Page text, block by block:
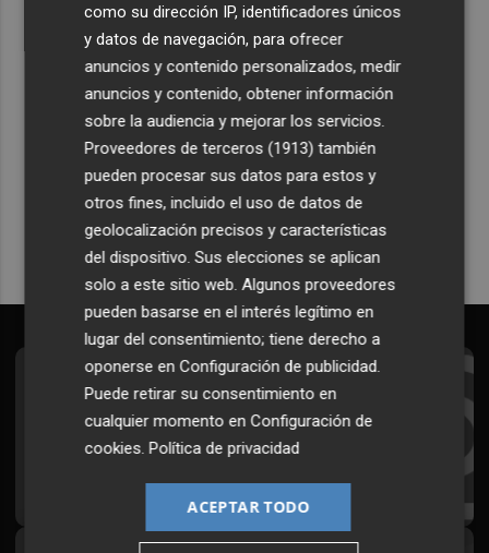
Recibe toda la actualidad de
Plaza Podcast en tu correo
Quiero suscribirme
Suscríbete al Boletín
Todos los días a primera hora en tu email
¡Quiero suscribirme!
como su dirección IP, identificadores únicos
y datos de navegación, para ofrecer
anuncios y contenido personalizados, medir
anuncios y contenido, obtener información
sobre la audiencia y mejorar los servicios.
Proveedores de terceros (1913) también
pueden procesar sus datos para estos y
otros fines, incluido el uso de datos de
geolocalización precisos y características
del dispositivo. Sus elecciones se aplican
solo a este sitio web. Algunos proveedores
pueden basarse en el interés legítimo en
lugar del consentimiento; tiene derecho a
oponerse enConfiguración de publicidad
Puede retirar su consentimiento en
cualquier momento enConfiguración de
cookies .Política de privacidad
ACEPTAR TODO